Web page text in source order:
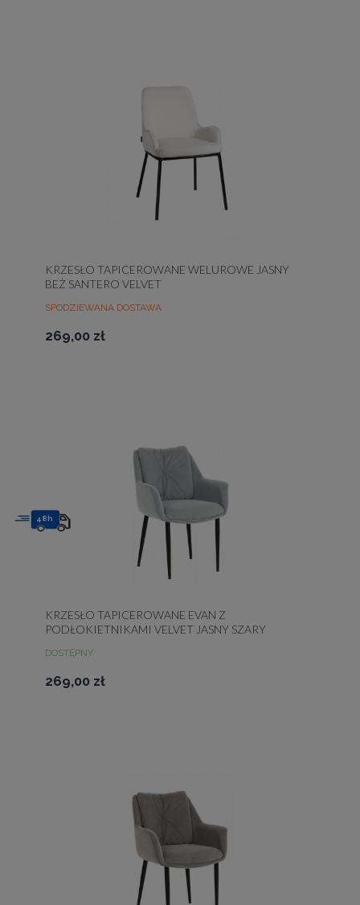
KRZESŁO TAPICEROWANE WELUROWE JASNY
BEŻ SANTERO VELVET
SPODZIEWANA DOSTAWA
269,00 zł
KRZESŁO TAPICEROWANE EVAN Z
PODŁOKIETNIKAMI VELVET JASNY SZARY
DOSTĘPNY
269,00 zł
48h